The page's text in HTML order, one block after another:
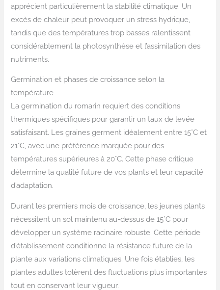
apprécient particulièrement la stabilité climatique. Un
excès de chaleur peut provoquer un stress hydrique,
tandis que des températures trop basses ralentissent
considérablement la photosynthèse et l’assimilation des
nutriments.
Germination et phases de croissance selon la
température
La germination du romarin requiert des conditions
thermiques spécifiques pour garantir un taux de levée
satisfaisant. Les graines germent idéalement entre 15°C et
21°C, avec une préférence marquée pour des
températures supérieures à 20°C. Cette phase critique
détermine la qualité future de vos plants et leur capacité
d’adaptation.
Durant les premiers mois de croissance, les jeunes plants
nécessitent un sol maintenu au-dessus de 15°C pour
développer un système racinaire robuste. Cette période
d’établissement conditionne la résistance future de la
plante aux variations climatiques. Une fois établies, les
plantes adultes tolèrent des fluctuations plus importantes
tout en conservant leur vigueur.